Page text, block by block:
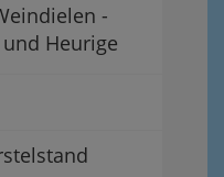
-
Heurige